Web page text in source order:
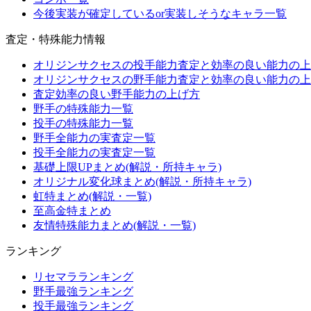
今後実装が確定しているor実装しそうなキャラ一覧
査定・特殊能力情報
オリジンサクセスの投手能力査定と効率の良い能力の
オリジンサクセスの野手能力査定と効率の良い能力の
査定効率の良い野手能力の上げ方
野手の特殊能力一覧
投手の特殊能力一覧
野手全能力の実査定一覧
投手全能力の実査定一覧
基礎上限UPまとめ(解説・所持キャラ)
オリジナル変化球まとめ(解説・所持キャラ)
虹特まとめ(解説・一覧)
至高金特まとめ
友情特殊能力まとめ(解説・一覧)
ランキング
リセマラランキング
野手最強ランキング
投手最強ランキング